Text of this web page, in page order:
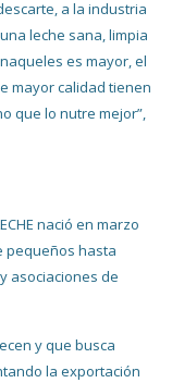
a la industria
leche sana, limpia
es mayor, el
mayor calidad tienen
que lo nutre mejor”,
nació en marzo
pequeños hasta
asociaciones de
y que busca
la exportación